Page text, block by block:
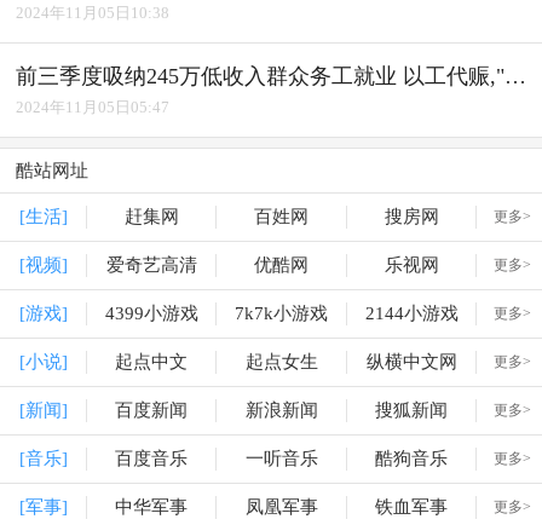
2024年11月05日10:38
前三季度吸纳245万低收入群众务工就业 以工代赈,"赈"出实效
2024年11月05日05:47
酷站网址
[生活] 赶集网 百姓网 搜房网 更多>
[视频] 爱奇艺高清 优酷网 乐视网 更多>
[游戏] 4399小游戏 7k7k小游戏 2144小游戏 更多>
[小说] 起点中文 起点女生 纵横中文网 更多>
[新闻] 百度新闻 新浪新闻 搜狐新闻 更多>
[音乐] 百度音乐 一听音乐 酷狗音乐 更多>
[军事] 中华军事 凤凰军事 铁血军事 更多>